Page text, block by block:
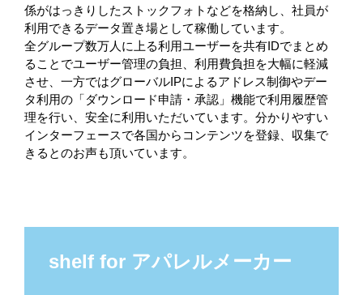
係がはっきりしたストックフォトなどを格納し、社員が
利用できるデータ置き場として稼働しています。
全グループ数万人に上る利用ユーザーを共有IDでまとめ
ることでユーザー管理の負担、利用費負担を大幅に軽減
させ、一方ではグローバルIPによるアドレス制御やデー
タ利用の「ダウンロード申請・承認」機能で利用履歴管
理を行い、安全に利用いただいています。分かりやすい
インターフェースで各国からコンテンツを登録、収集で
きるとのお声も頂いています。
shelf for アパレルメーカー